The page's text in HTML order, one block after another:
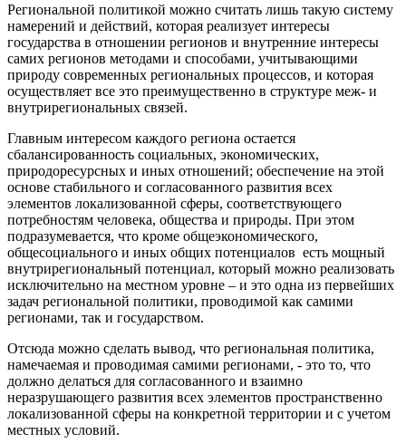
Региональной политикой можно считать лишь такую систему
намерений и действий, которая реализует интересы
государства в отношении регионов и внутренние интересы
самих регионов методами и способами, учитывающими
природу современных региональных процессов, и которая
осуществляет все это преимущественно в структуре меж- и
внутрирегиональных связей.
Главным интересом каждого региона остается
сбалансированность социальных, экономических,
природоресурсных и иных отношений; обеспечение на этой
основе стабильного и согласованного развития всех
элементов локализованной сферы, соответствующего
потребностям человека, общества и природы. При этом
подразумевается, что кроме общеэкономического,
общесоциального и иных общих потенциалов есть мощный
внутрирегиональный потенциал, который можно реализовать
исключительно на местном уровне – и это одна из первейших
задач региональной политики, проводимой как самими
регионами, так и государством.
Отсюда можно сделать вывод, что региональная политика,
намечаемая и проводимая самими регионами, - это то, что
должно делаться для согласованного и взаимно
неразрушающего развития всех элементов пространственно
локализованной сферы на конкретной территории и с учетом
местных условий.